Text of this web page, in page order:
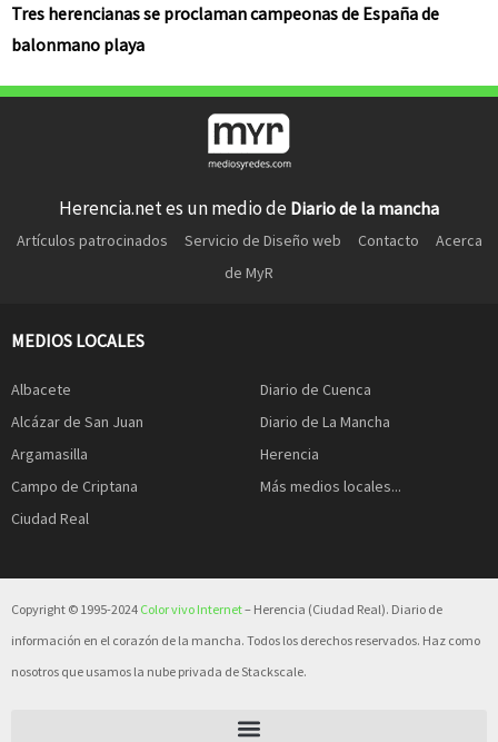
Tres herencianas se proclaman campeonas de España de
balonmano playa
Herencia.net es un medio de Diario de la mancha
Artículos patrocinados Servicio de Diseño web Contacto
Acerca
de MyR
MEDIOS LOCALES
Albacete
Alcázar de San Juan
Argamasilla
Campo de Criptana
Ciudad Real
Diario de Cuenca
Diario de La Mancha
Herencia
Más medios locales...
Copyright © 1995-2024 Color vivo Internet– Herencia (Ciudad Real). Diario de
información en el corazón de la mancha. Todos los derechos reservados. Haz como
nosotros que usamos la nube privada de Stackscale.